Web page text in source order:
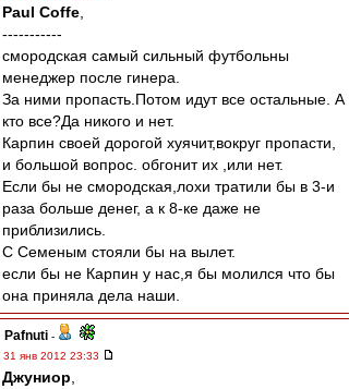
Paul Coffe
-----------
смородская самый сильный футбольны
менеджер после гинера.
За ними пропасть.Потом идут все остальные. А
кто все?Да никого и нет.
Карпин своей дорогой хуячит,вокруг пропасти,
и большой вопрос. обгонит их ,или нет.
Если бы не смородская,лохи тратили бы в 3-и
раза больше денег, а к 8-ке даже не
приблизились.
С Семеным стояли бы на вылет.
если бы не Карпин у нас,я бы молился что бы
она приняла дела наши.
Pafnuti -
31 янв 2012 23:33
Джуниор